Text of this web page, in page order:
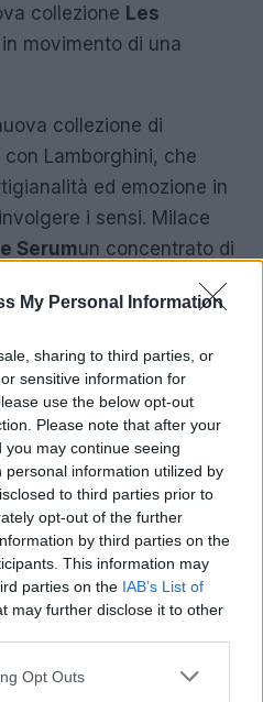
My Personal Information
sharing to third parties, or
sensitive information for
use the below opt-out
Please note that after your
may continue seeing
information utilized by
to third parties prior to
opt-out of the further
by third parties on the
This information may
parties on the IAB’s List of
may further disclose it to other
app uses one or more Google
Opt Outs
collezione Les
movimento di una
collezione di
Lamborghini, che
ed emozione in
i sensi. Milace
Serumun concentrato di
De Montel Milano
De Montel Milano porta
città con il primo pop-
50. Uno spazio aperto a
scoprire da vicino la
benessereche ha
termale.
del più grande
milanese, sorto dal
Scuderie De Montel. Il